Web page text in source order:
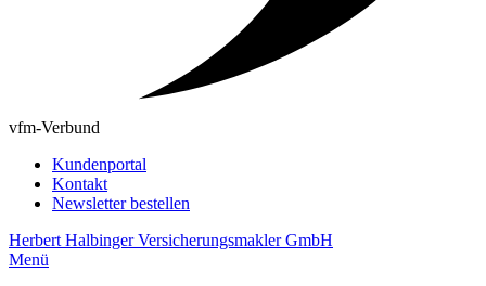
vfm-Verbund
Kundenportal
Kontakt
Newsletter bestellen
Herbert Halbinger Versicherungsmakler GmbH
Menü